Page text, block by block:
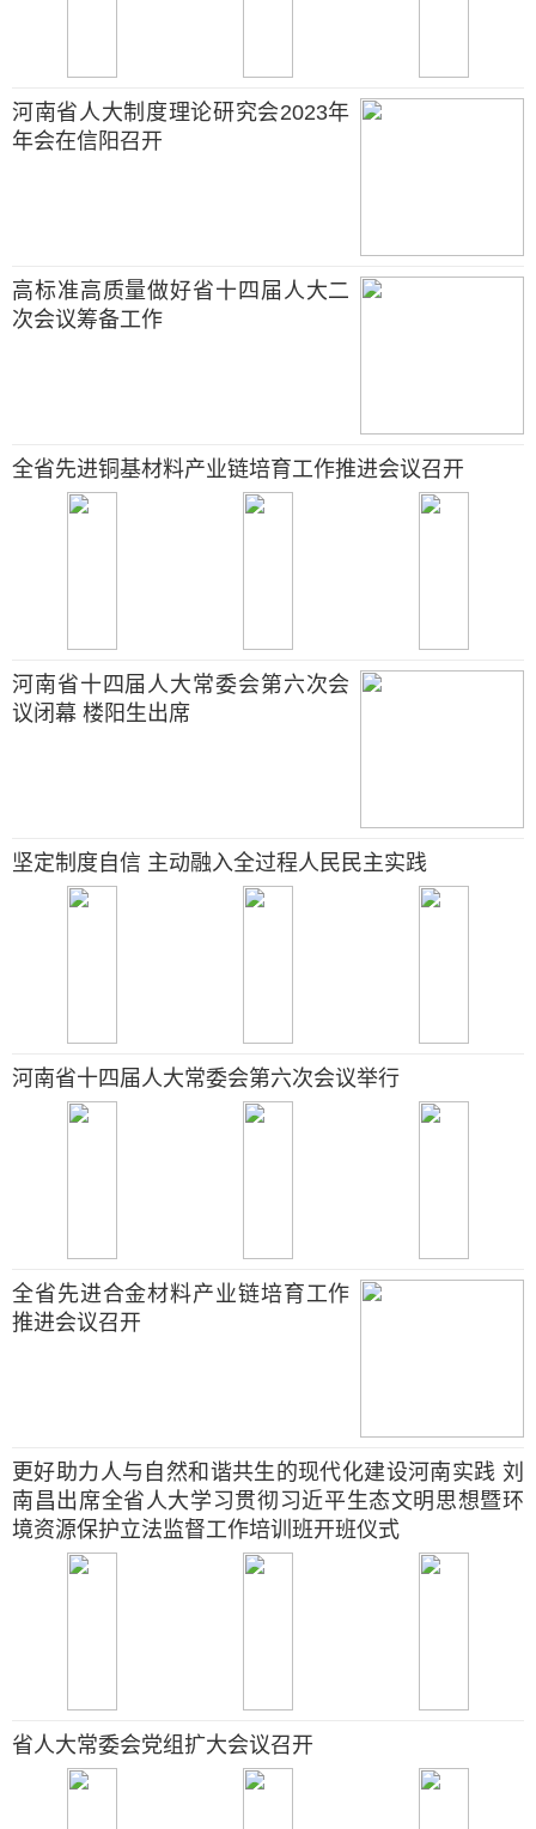
河南省人大制度理论研究会2023年
年会在信阳召开
高标准高质量做好省十四届人大二
次会议筹备工作
全省先进铜基材料产业链培育工作推进会议召开
河南省十四届人大常委会第六次会
议闭幕 楼阳生出席
坚定制度自信 主动融入全过程人民民主实践
河南省十四届人大常委会第六次会议举行
全省先进合金材料产业链培育工作
推进会议召开
更好助力人与自然和谐共生的现代化建设河南实践 刘
南昌出席全省人大学习贯彻习近平生态文明思想暨环
境资源保护立法监督工作培训班开班仪式
省人大常委会党组扩大会议召开